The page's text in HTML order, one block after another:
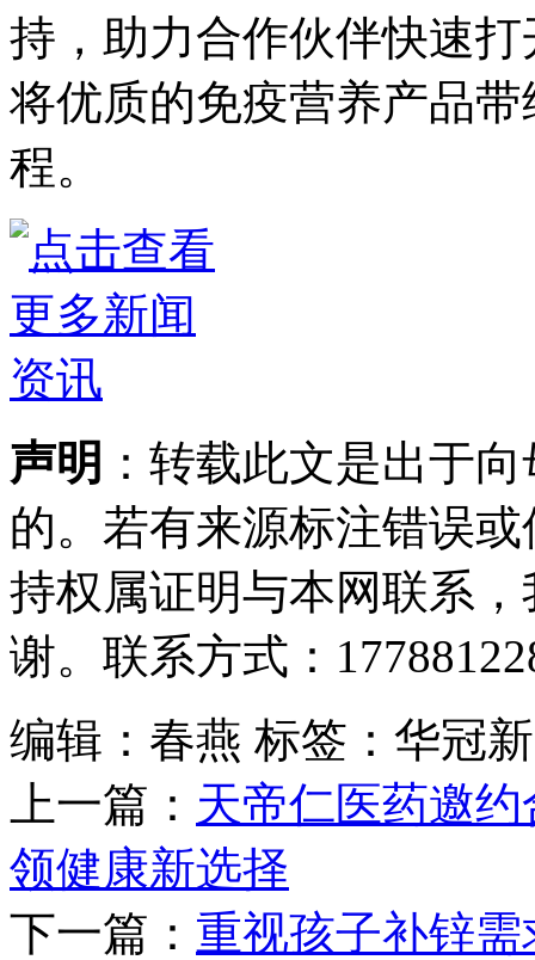
持，助力合作伙伴快速
将优质的免疫营养产品
程。
声明 ：转载此文是出于
的。若有来源标注错误
持权属证明与本网联系
谢。联系方式：
编辑：春燕 标签：华冠
上一篇： 天帝仁医药邀
领健康新选择
下一篇： 重视孩子补锌